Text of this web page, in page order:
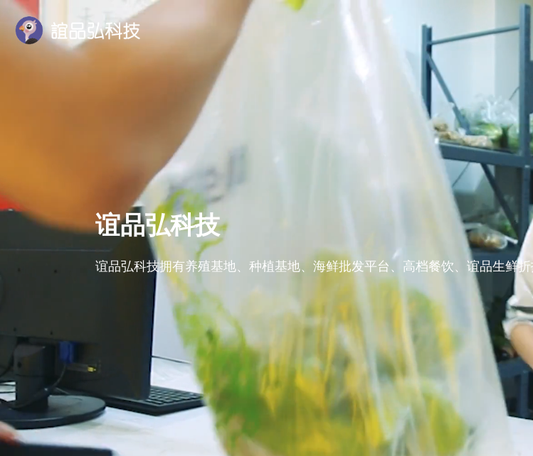
谊品弘科技
谊品弘科技拥有养殖基地、种植基地、海鲜批发平台、高档餐饮、谊品生鲜